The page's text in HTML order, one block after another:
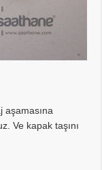
aşamasına
Ve kapak taşını